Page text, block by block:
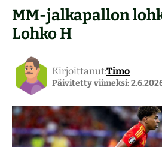
Uudet vedonlyöntisivustot 2026
Vedonlyönti ilman
Top 5 vedonlyöntisivut
Ilmaisvedot
Tarjoukset
Suomalaiset kasinot
Verovapaat kasinot
Pitkävetovihjeet
MM-jalkapallon
Lohko H
Kirjoittanut:Timo
Päivitetty viimeksi: